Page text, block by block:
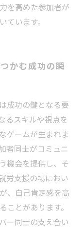
を高めた参加者が
ています。
かむ成功の瞬
成功の鍵となる要
るスキルや視点を
ゲームが生まれま
者同士がコミュニ
機会を提供し、そ
労支援の場におい
、自己肯定感を高
ことがあります。
ー同士の支え合い